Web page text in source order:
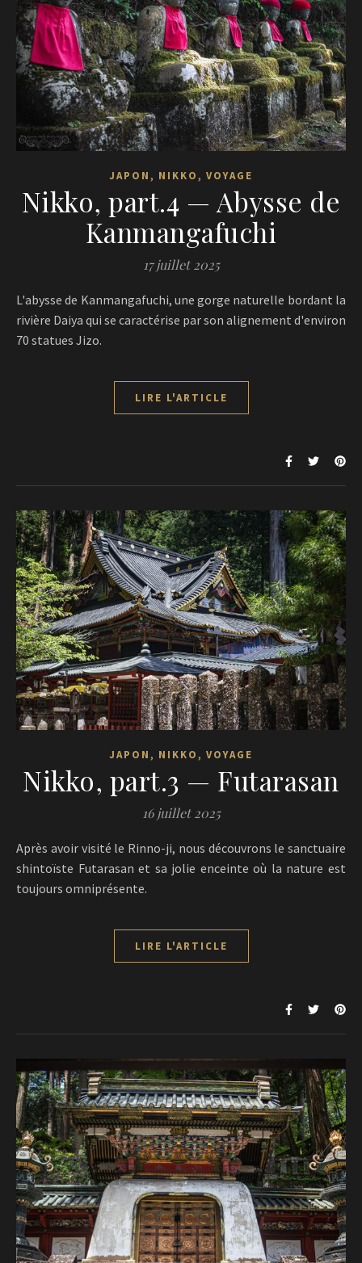
JAPON , NIKKO , VOYAGE
Nikko, part.4 — Abysse de
Kanmangafuchi
17 juillet 2025
L'abysse de Kanmangafuchi, une gorge naturelle bordant la
rivière Daiya qui se caractérise par son alignement d'environ
70 statues Jizo.
LIRE L'ARTICLE
JAPON , NIKKO , VOYAGE
Nikko, part.3 — Futarasan
16 juillet 2025
Après avoir visité le Rinno-ji, nous découvrons le sanctuaire
shintoïste Futarasan et sa jolie enceinte où la nature est
toujours omniprésente.
LIRE L'ARTICLE